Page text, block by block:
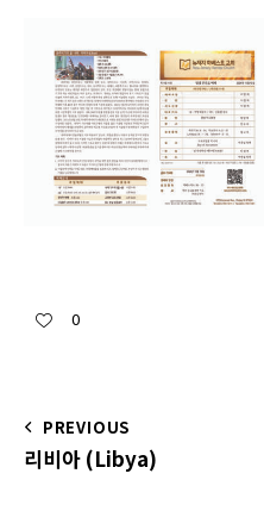
0
PREVIOUS
리비아 (Libya)